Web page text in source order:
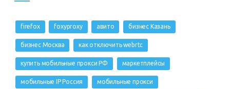
firefox foxyproxy авито бизнес Казань
бизнес Москва как отключить webrtc
купить мобильные прокси РФ маркетплейсы
мобильные IP Россия мобильные прокси